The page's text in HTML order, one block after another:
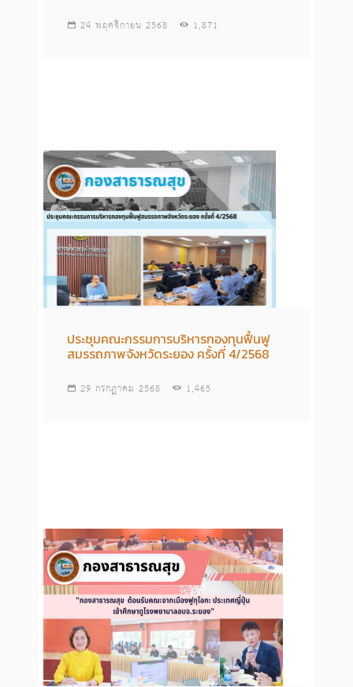
24 พฤศจิกายน 2568 1,871
ประชุมคณะกรรมการบริหารกองทุนฟื้นฟู
สมรรถภาพจังหวัดระยอง ครั้งที่ 4/2568
29 กรกฏาคม 2568 1,465